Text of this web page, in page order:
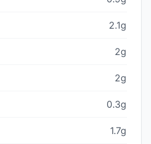
2.1g
2g
2g
0.3g
1.7g